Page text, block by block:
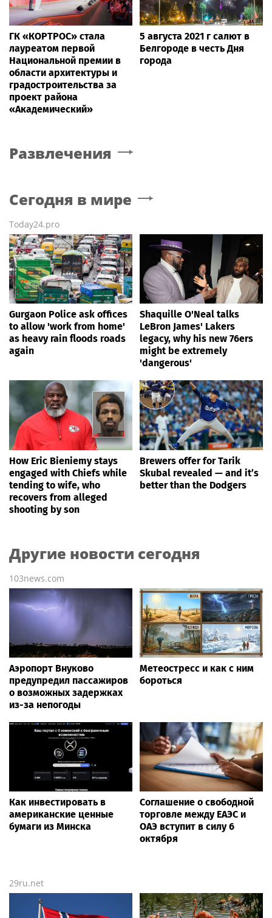
ГК «КОРТРОС» стала
лауреатом первой
Национальной премии в
области архитектуры и
градостроительства за
проект района
«Академический»
5 августа 2021 г салют в
Белгороде в честь Дня
города
Развлечения
Сегодня в мире
Today24.pro
Gurgaon Police ask offices
to allow 'work from home'
as heavy rain floods roads
again
Shaquille O'Neal talks
LeBron James' Lakers
legacy, why his new 76ers
might be extremely
'dangerous'
How Eric Bieniemy stays
engaged with Chiefs while
tending to wife, who
recovers from alleged
shooting by son
Brewers offer for Tarik
Skubal revealed — and it’s
better than the Dodgers
Другие новости сегодня
103news.com
Аэропорт Внуково
предупредил пассажиров
о возможных задержках
из-за непогоды
Метеостресс и как с ним
бороться
Как инвестировать в
американские ценные
бумаги из Минска
Соглашение о свободной
торговле между ЕАЭС и
ОАЭ вступит в силу 6
октября
29ru.net